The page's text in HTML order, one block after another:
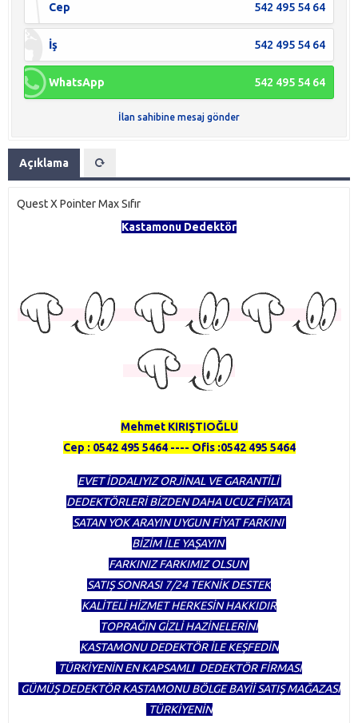
Cep 542 495 54 64
İş 542 495 54 64
WhatsApp 542 495 54 64
İlan sahibine mesaj gönder
Açıklama
Quest X Pointer Max Sıfır
Kastamonu Dedektör
Mehmet KIRIŞTIOĞLU
Cep : 0542 495 5464 ---- Ofis :0542 495 5464
EVET İDDALIYIZ ORJİNAL VE GARANTİLİ
DEDEKTÖRLERİ BİZDEN DAHA UCUZ FİYATA
SATAN YOK ARAYIN UYGUN FİYAT FARKINI
BİZİM İLE YAŞAYIN
FARKINIZ FARKIMIZ OLSUN
SATIŞ SONRASI 7/24 TEKNİK DESTEK
KALİTELİ HİZMET HERKESİN HAKKIDIR
TOPRAĞIN GİZLİ HAZİNELERİNİ
KASTAMONU DEDEKTÖR İLE KEŞFEDİN
TÜRKİYENİN EN KAPSAMLI DEDEKTÖR FİRMASI
GÜMÜŞ DEDEKTÖR KASTAMONU BÖLGE BAYİİ SATIŞ MAĞAZASI
TÜRKİYENİN